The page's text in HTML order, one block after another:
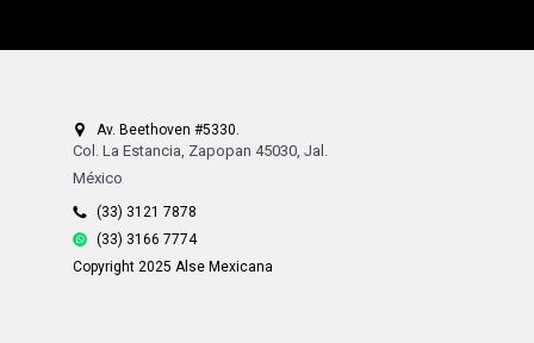
Av. Beethoven #5330.
Col. La Estancia, Zapopan 45030, Jal.
México
(33) 3121 7878
(33) 3166 7774
Copyright 2025 Alse Mexicana